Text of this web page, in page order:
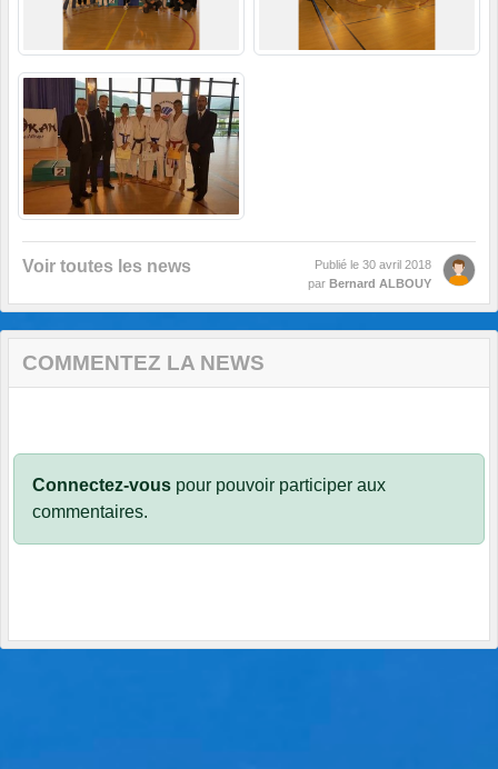
Voir toutes les news Publié le 30 avril 2018
par Bernard ALBOUY
COMMENTEZ LA NEWS
Connectez-vous pour pouvoir participer aux
commentaires.